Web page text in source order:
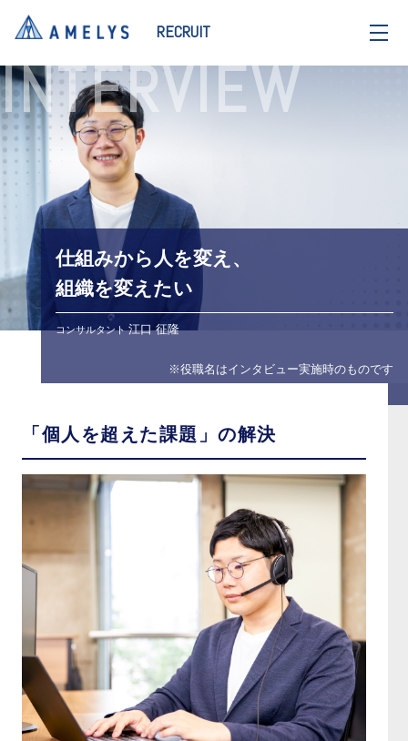
RECRUIT
INTERVIEW
仕組みから人を変え、
組織を変えたい
コンサルタント江口 征隆
※役職名はインタビュー実施時のものです
「個人を超えた課題」の解決